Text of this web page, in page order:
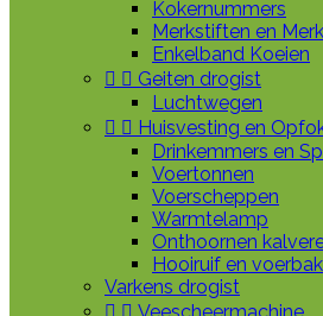
Kokernummers
Merkstiften en
Enkelband Koeien
  Geiten drogist
Luchtwegen
  Huisvesting en
Drinkemmers en
Voertonnen
Voerscheppen
Warmtelamp
Onthoornen
Hooiruif en voerbak
Varkens drogist